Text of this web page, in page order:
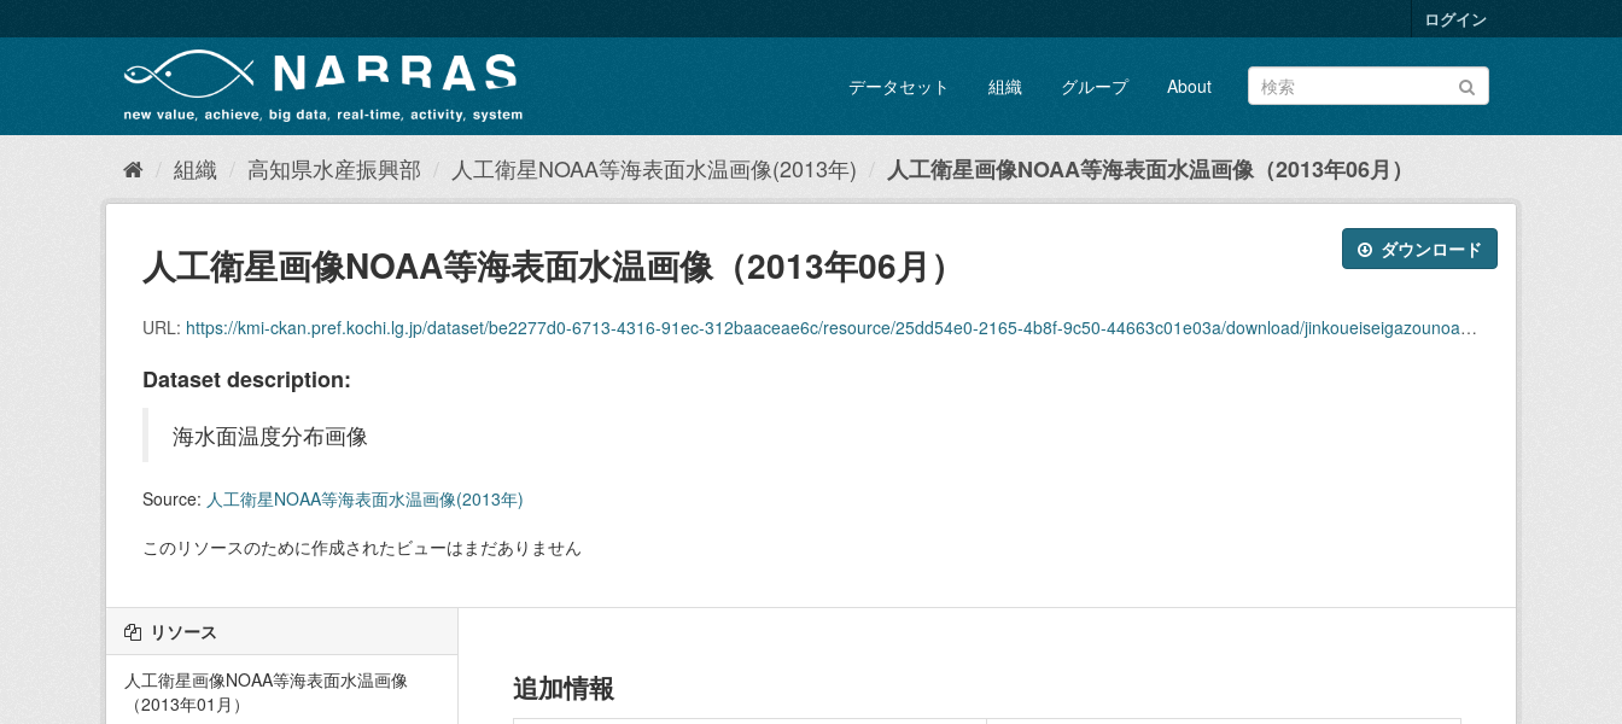
キ
て
ログイン
データセット 組織 グループ About
組織 高知県水産振興部 人工衛星NOAA等海表面水温画像(2013年) 人工衛星画像NOAA等海表面水温画像（2013年06月）
ダウンロード
人工衛星画像NOAA等海表面水温画像（2013年06月）
URL: https://kmi-ckan.pref.kochi.lg.jp/dataset/be2277d0-6713-4316-91ec-312baaceae6c/resource/25dd54e0-2165-4b8f-9c50-44663c01e03a/download/jinkoueiseigazounoaanadokaihyoutsuramizuongazou2013-06.zip
Dataset description:
海水面温度分布画像
Source: 人工衛星NOAA等海表面水温画像(2013年)
このリソースのために作成されたビューはまだありません
リソース
人工衛星画像NOAA等海表面水温画像
（2013年01月）
追加情報